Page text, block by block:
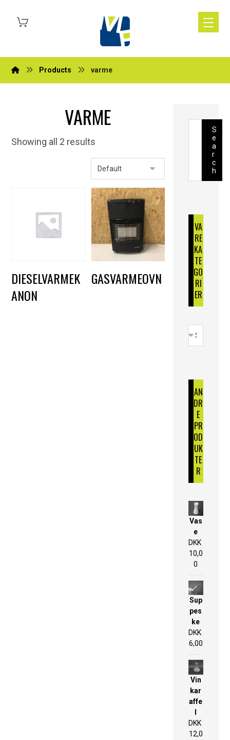
Products varme
VARME
Showing all 2 results
DIESELVARMEK
ANON
GASVARMEOVN
S
e
a
r
c
h
VA
RE
KA
TE
GO
RI
ER
AN
DR
E
PR
OD
UK
TE
R
Vas
e
DKK
10,0
0
Sup
pes
ke
DKK
6,00
Vin
kar
affe
DKK
12,0